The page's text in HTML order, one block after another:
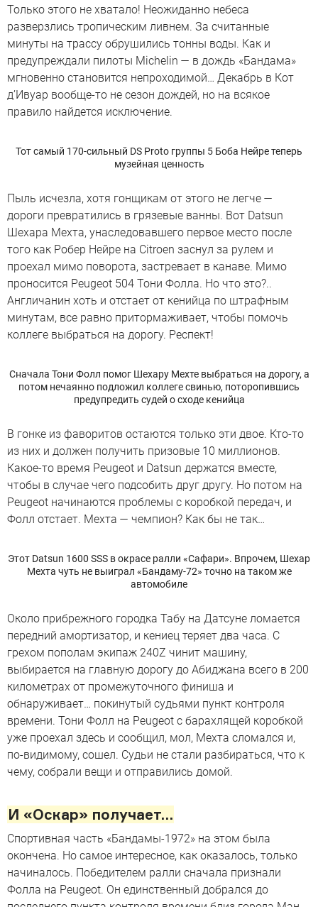
Только этого не хватало! Неожиданно небеса
разверзлись тропическим ливнем. За считанные
минуты на трассу обрушились тонны воды. Как и
предупреждали пилоты Michelin — в дождь «Бандама»
мгновенно становится непроходимой… Декабрь в Кот
д’Ивуар вообще-то не сезон дождей, но на всякое
правило найдется исключение.
Тот самый 170-сильный DS Proto группы 5 Боба Нейре теперь
музейная ценность
Пыль исчезла, хотя гонщикам от этого не легче —
дороги превратились в грязевые ванны. Вот Datsun
Шехара Мехта, унаследовавшего первое место после
того как Робер Нейре на Citroen заснул за рулем и
проехал мимо поворота, застревает в канаве. Мимо
проносится Peugeot 504 Тони Фолла. Но что это?..
Англичанин хоть и отстает от кенийца по штрафным
минутам, все равно притормаживает, чтобы помочь
коллеге выбраться на дорогу. Респект!
Сначала Тони Фолл помог Шехару Мехте выбраться на дорогу, а
потом нечаянно подложил коллеге свинью, поторопившись
предупредить судей о сходе кенийца
В гонке из фаворитов остаются только эти двое. Кто-то
из них и должен получить призовые 10 миллионов.
Какое-то время Peugeot и Datsun держатся вместе,
чтобы в случае чего подсобить друг другу. Но потом на
Peugeot начинаются проблемы с коробкой передач, и
Фолл отстает. Мехта — чемпион? Как бы не так…
Этот Datsun 1600 SSS в окрасе ралли «Сафари». Впрочем, Шехар
Мехта чуть не выиграл «Бандаму-72» точно на таком же
автомобиле
Около прибрежного городка Табу на Датсуне ломается
передний амортизатор, и кениец теряет два часа. С
грехом пополам экипаж 240Z чинит машину,
выбирается на главную дорогу до Абиджана всего в 200
километрах от промежуточного финиша и
обнаруживает… покинутый судьями пункт контроля
времени. Тони Фолл на Peugeot c барахлящей коробкой
уже проехал здесь и сообщил, мол, Мехта сломался и,
по-видимому, сошел. Судьи не стали разбираться, что к
чему, собрали вещи и отправились домой.
И «Оскар» получает…
Спортивная часть «Бандамы-1972» на этом была
окончена. Но самое интересное, как оказалось, только
начиналось. Победителем ралли сначала признали
Фолла на Peugeot. Он единственный добрался до